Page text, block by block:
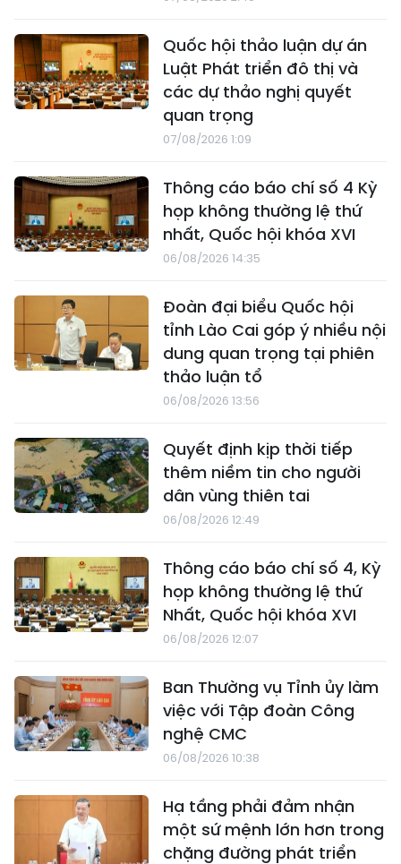
Quốc hội thảo luận dự án
Luật Phát triển đô thị và
các dự thảo nghị quyết
quan trọng
07/08/2026 1:09
Thông cáo báo chí số 4 Kỳ
họp không thường lệ thứ
nhất, Quốc hội khóa XVI
06/08/2026 14:35
Đoàn đại biểu Quốc hội
tỉnh Lào Cai góp ý nhiều nội
dung quan trọng tại phiên
thảo luận tổ
06/08/2026 13:56
Quyết định kịp thời tiếp
thêm niềm tin cho người
dân vùng thiên tai
06/08/2026 12:49
Thông cáo báo chí số 4, Kỳ
họp không thường lệ thứ
Nhất, Quốc hội khóa XVI
06/08/2026 12:07
Ban Thường vụ Tỉnh ủy làm
việc với Tập đoàn Công
nghệ CMC
06/08/2026 10:38
Hạ tầng phải đảm nhận
một sứ mệnh lớn hơn trong
chặng đường phát triển